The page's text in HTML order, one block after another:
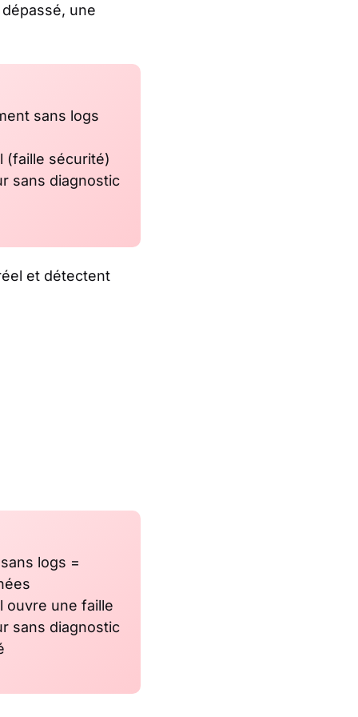
une
sans logs
(faille sécurité)
sans diagnostic
et détectent
logs =
ouvre une faille
sans diagnostic